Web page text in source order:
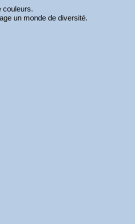
couleurs.
un monde de diversité.